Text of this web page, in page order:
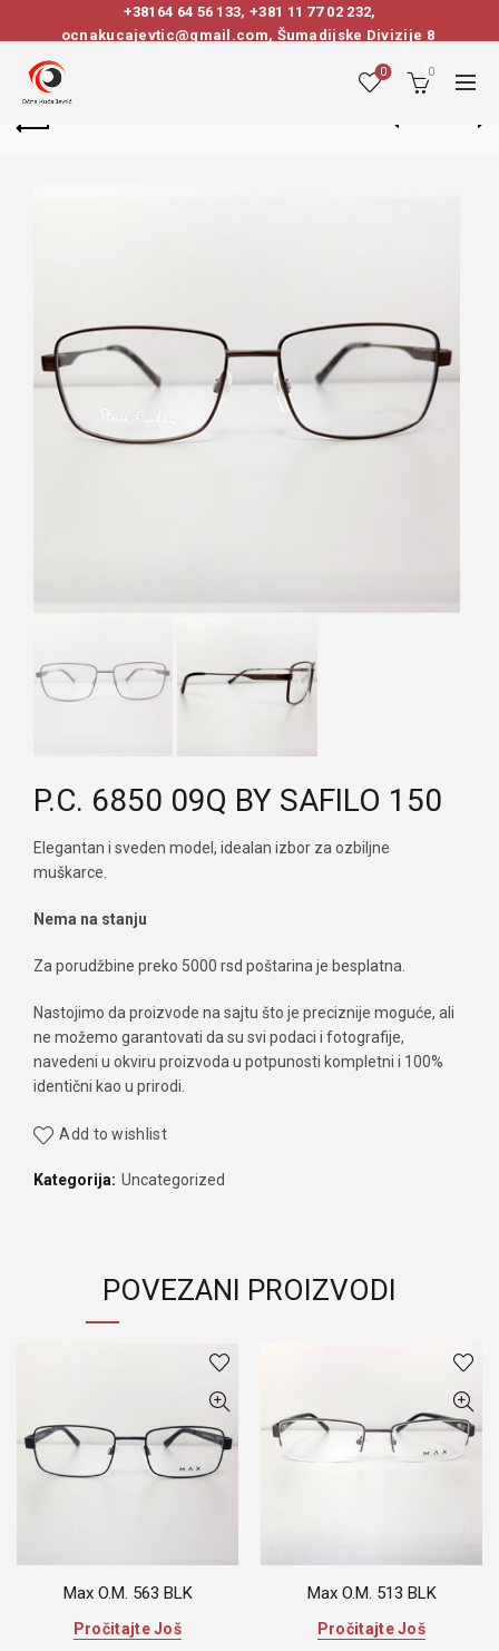
+38164 64 56 133, +381 11 77 02 232,
ocnakucajevtic@gmail.com, Šumadijske Divizije 8
0 0
P.C. 6850 09Q BY SAFILO 150
Elegantan i sveden model, idealan izbor za ozbiljne
muškarce.
Nema na stanju
Za porudžbine preko 5000 rsd poštarina je besplatna.
Nastojimo da proizvode na sajtu što je preciznije moguće, ali
ne možemo garantovati da su svi podaci i fotografije,
navedeni u okviru proizvoda u potpunosti kompletni i 100%
identični kao u prirodi.
Add to wishlist
Kategorija: Uncategorized
POVEZANI PROIZVODI
Max O.M. 563 BLK
Pročitajte Još
Max O.M. 513 BLK
Pročitajte Još